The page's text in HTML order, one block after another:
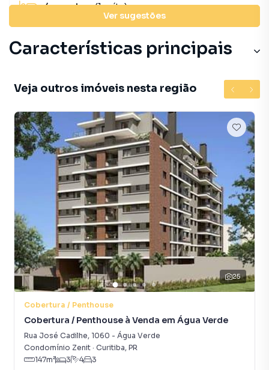
Ver sugestões
4quartos (1 suíte)
Características principais
Veja outros imóveis nesta região
25
Cobertura / Penthouse
Cobertura / Penthouse à Venda em Água Verde
Rua José Cadilhe, 1060 - Água Verde
Condomínio Zenit · Curitiba, PR
147m² 3 4 3